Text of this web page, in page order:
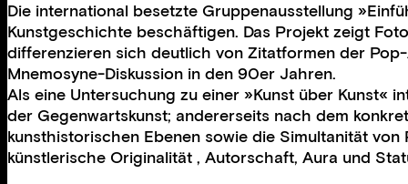
Die international besetzte Gruppenausstellung
Kunstgeschichte beschäftigen. Das Projekt zeigt
differenzieren sich deutlich von Zitatformen der
Mnemosyne-Diskussion in den 90er Jahren.
Als eine Untersuchung zu einer »Kunst über Kunst«
der Gegenwartskunst; andererseits nach dem
kunsthistorischen Ebenen sowie die Simultanität
künstlerische Originalität , Autorschaft, Aura und